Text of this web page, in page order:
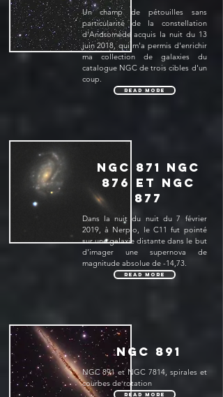
Un champ de pétouilles sans
particularité de la constellation
d'Andromède acquis la nuit du 13
juin 2018, qui m'a permis d'enrichir
ma collection de galaxies du
catalogue NGC de trois cibles d'un
coup.
Read More
NGC 871 NGC
876 et NGC
877
Dans la nuit du nuit du 7 février
2019, à Nerpio, le C11 fut pointé
sur une galaxie distante dans le but
d'imager une supernova de
magnitude absolue de -14,73.
Read More
NGC 891
NGC 891 et NGC 7814, spirales et
courbes de rotation
Read More